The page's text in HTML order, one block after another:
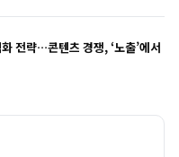
전략…콘텐츠 경쟁, ‘노출’에서